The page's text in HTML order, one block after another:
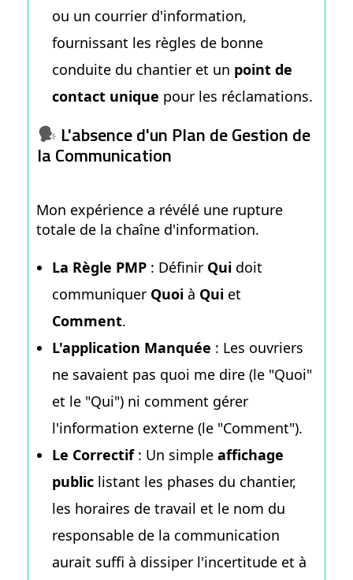
ou un courrier d'information,
fournissant les règles de bonne
conduite du chantier et un point de
contact unique pour les réclamations.
L'absence d'un Plan de Gestion de
la Communication
Mon expérience a révélé une rupture
totale de la chaîne d'information.
La Règle PMP: Définir Quidoit
communiquer Quoià Quiet
Comment.
L'application Manquée : Les ouvriers
ne savaient pas quoi me dire (le "Quoi"
et le "Qui") ni comment gérer
l'information externe (le "Comment").
Le Correctif: Un simple affichage
publiclistant les phases du chantier,
les horaires de travail et le nom du
responsable de la communication
aurait suffi à dissiper l'incertitude et à